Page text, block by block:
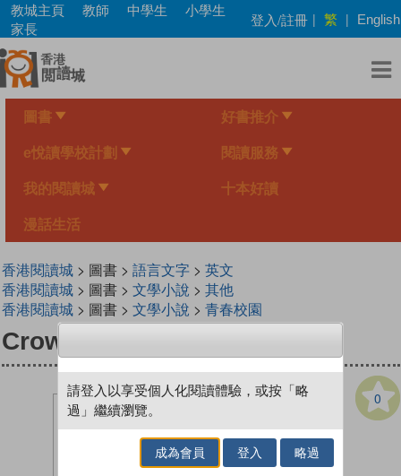
Skip
main
content
教城主頁 教師 中學生
小學生
家長
登入/註冊 | 繁 | English
圖書 好書推介
e悅讀學校計劃 閱讀服務
我的閱讀城 十本好讀
漫話生活
香港閱讀城> 圖書 > 語言文字> 英文
香港閱讀城> 圖書 > 文學小說 > 其他
香港閱讀城> 圖書 > 文學小說 > 青春校園
Crow Girl
0
請登入以享受個人化閱讀體驗，或按「略
過」繼續瀏覽。
成為會員 登入 略過